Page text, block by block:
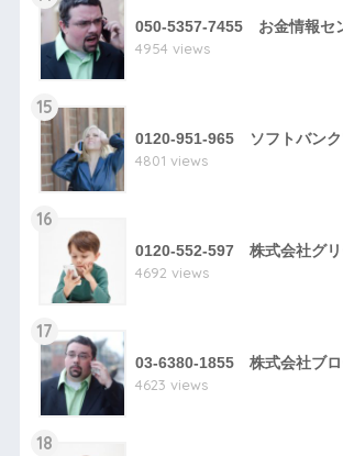
050-5357-7455 お金情報セ
4954 views
15
0120-951-965 ソフトバンク
4801 views
16
0120-552-597 株式会社グリ
4692 views
17
03-6380-1855 株式会社ブロ
4623 views
18